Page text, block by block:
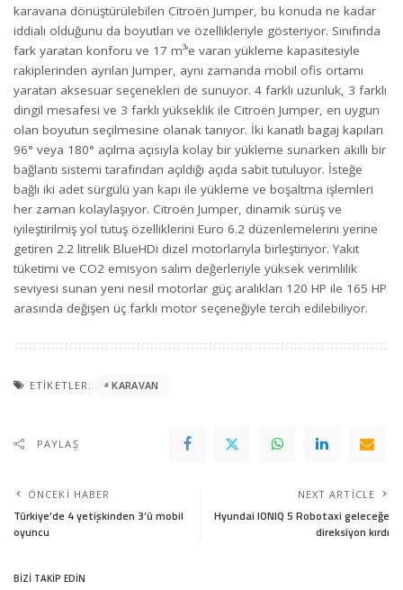
karavana dönüştürülebilen Citroën Jumper, bu konuda ne kadar
iddialı olduğunu da boyutları ve özellikleriyle gösteriyor. Sınıfında
fark yaratan konforu ve 17 m³’e varan yükleme kapasitesiyle
rakiplerinden ayrılan Jumper, aynı zamanda mobil ofis ortamı
yaratan aksesuar seçenekleri de sunuyor. 4 farklı uzunluk, 3 farklı
dingil mesafesi ve 3 farklı yükseklik ile Citroën Jumper, en uygun
olan boyutun seçilmesine olanak tanıyor. İki kanatlı bagaj kapıları
96° veya 180° açılma açısıyla kolay bir yükleme sunarken akıllı bir
bağlantı sistemi tarafından açıldığı açıda sabit tutuluyor. İsteğe
bağlı iki adet sürgülü yan kapı ile yükleme ve boşaltma işlemleri
her zaman kolaylaşıyor. Citroën Jumper, dinamik sürüş ve
iyileştirilmiş yol tutuş özelliklerini Euro 6.2 düzenlemelerini yerine
getiren 2.2 litrelik BlueHDi dizel motorlarıyla birleştiriyor. Yakıt
tüketimi ve CO2 emisyon salım değerleriyle yüksek verimlilik
seviyesi sunan yeni nesil motorlar güç aralıkları 120 HP ile 165 HP
arasında değişen üç farklı motor seçeneğiyle tercih edilebiliyor.
ETIKETLER: KARAVAN
PAYLAŞ
ÖNCEKI HABER
Türkiye’de 4 yetişkinden 3’ü mobil
oyuncu
NEXT ARTICLE
Hyundai IONIQ 5 Robotaxi geleceğe
direksiyon kırdı
BİZİ TAKİP EDİN